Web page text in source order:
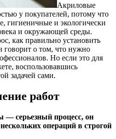
Акриловые
у покупателей, потому что
гигиеничные и экологически
и окружающей среды.
как правильно установить
о том, что нужно
Но если это для
воспользовавшись
задачей сами.
работ
— серьезный процесс, он
операций в строгой